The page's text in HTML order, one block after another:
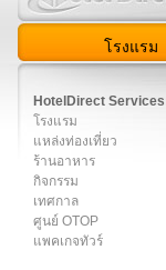
โรงแรม
HotelDirect Services
โรงแรม
แหล่งท่องเที่ยว
ร้านอาหาร
กิจกรรม
เทศกาล
ศูนย์ OTOP
แพคเกจทัวร์